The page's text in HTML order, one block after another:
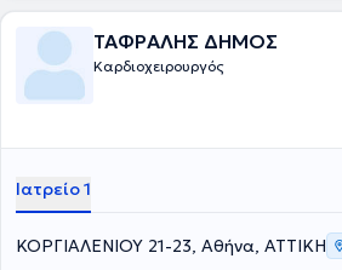
ΤΑΦΡΑΛΗΣ ΔΗΜΟΣ
Καρδιοχειρουργός
Ιατρείο 1
ΚΟΡΓΙΑΛΕΝΙΟΥ 21-23, Αθήνα, ΑΤΤΙΚΗ